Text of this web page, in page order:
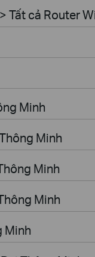
Tất cả Router
Minh
Minh
Minh
Minh
Minh